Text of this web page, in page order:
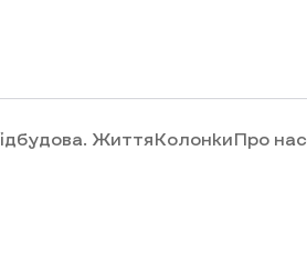
ЖиттяКолонкиПро нас